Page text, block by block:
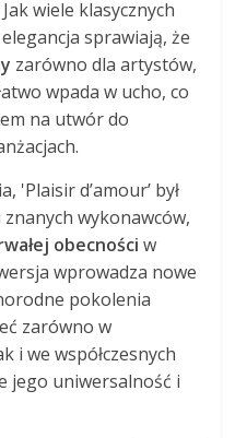
Jak wiele klasycznych
sprawiają, że
zarówno dla artystów,
wpada w ucho, co
na utwór do
'Plaisir d’amour’ był
wykonawców,
obecności w
wprowadza nowe
pokolenia
zarówno w
i we współczesnych
jego uniwersalność i